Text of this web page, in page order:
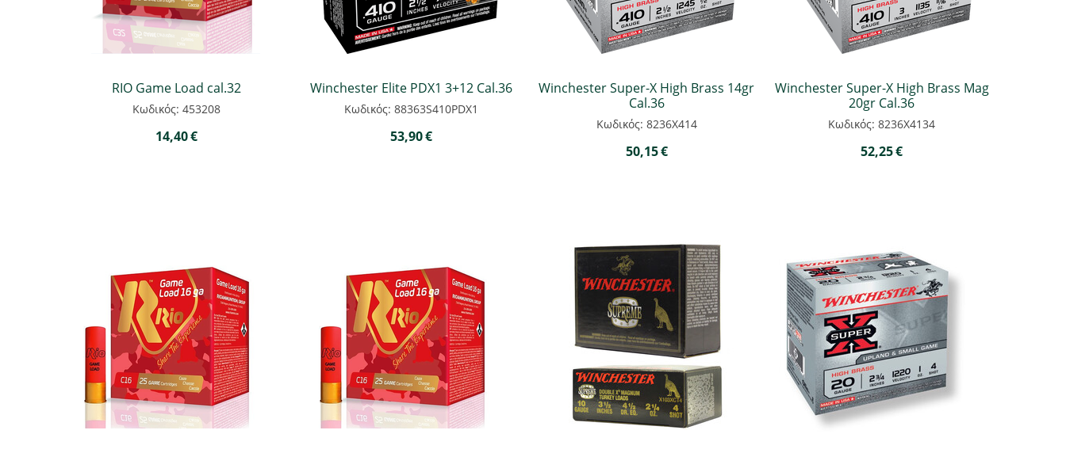
RIO Game Load cal.32
Κωδικός: 453208
14,40€
Winchester Elite PDX1 3+12 Cal.36
Κωδικός: 88363S410PDX1
53,90€
Winchester Super-X High Brass 14gr
Cal.36
Κωδικός: 8236Χ414
50,15€
Winchester Super-X High Brass Mag
20gr Cal.36
Κωδικός: 8236Χ4134
52,25€